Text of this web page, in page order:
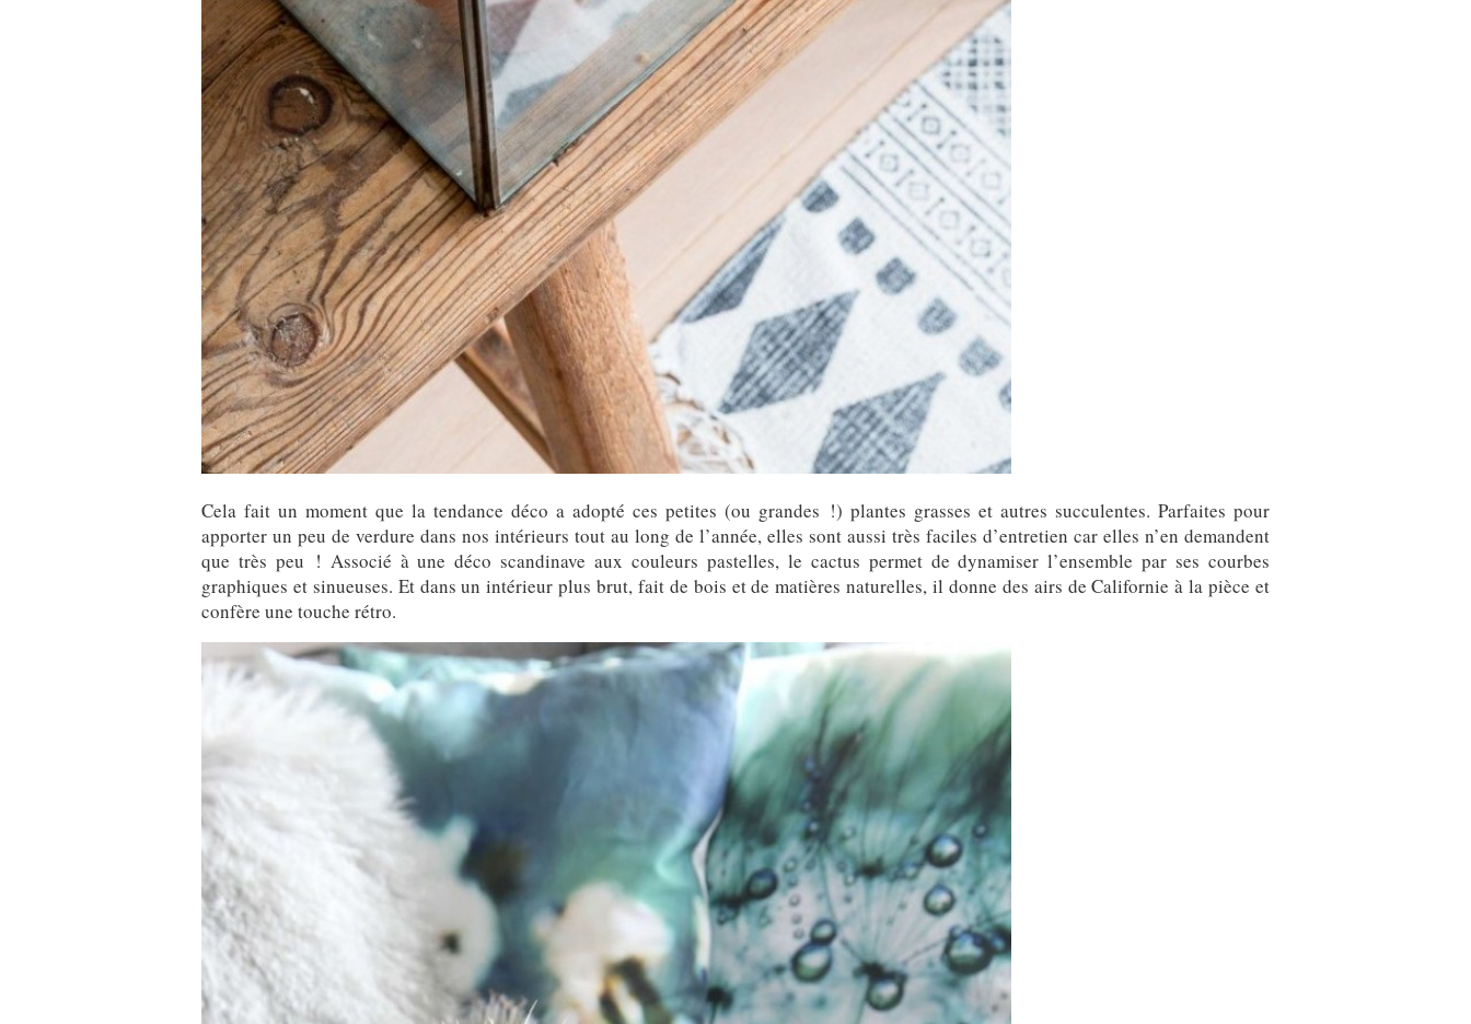
Cela fait un moment que la tendance déco a adopté ces petites (ou grandes !) plantes grasses et autres succulentes. Parfaites pour
apporter un peu de verdure dans nos intérieurs tout au long de l’année, elles sont aussi très faciles d’entretien car elles n’en demandent
que très peu ! Associé à une déco scandinave aux couleurs pastelles, le cactus permet de dynamiser l’ensemble par ses courbes
graphiques et sinueuses. Et dans un intérieur plus brut, fait de bois et de matières naturelles, il donne des airs de Californie à la pièce et
confère une touche rétro.